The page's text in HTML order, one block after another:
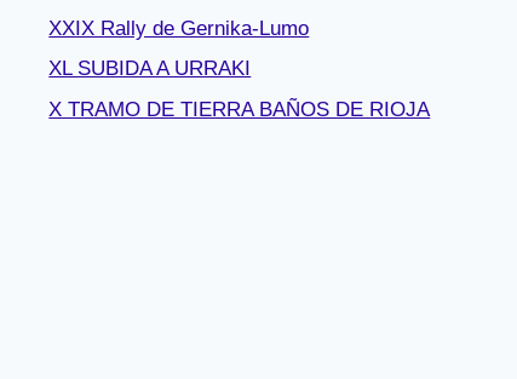
XXIX Rally de Gernika-Lumo
XL SUBIDA A URRAKI
X TRAMO DE TIERRA BAÑOS DE RIOJA